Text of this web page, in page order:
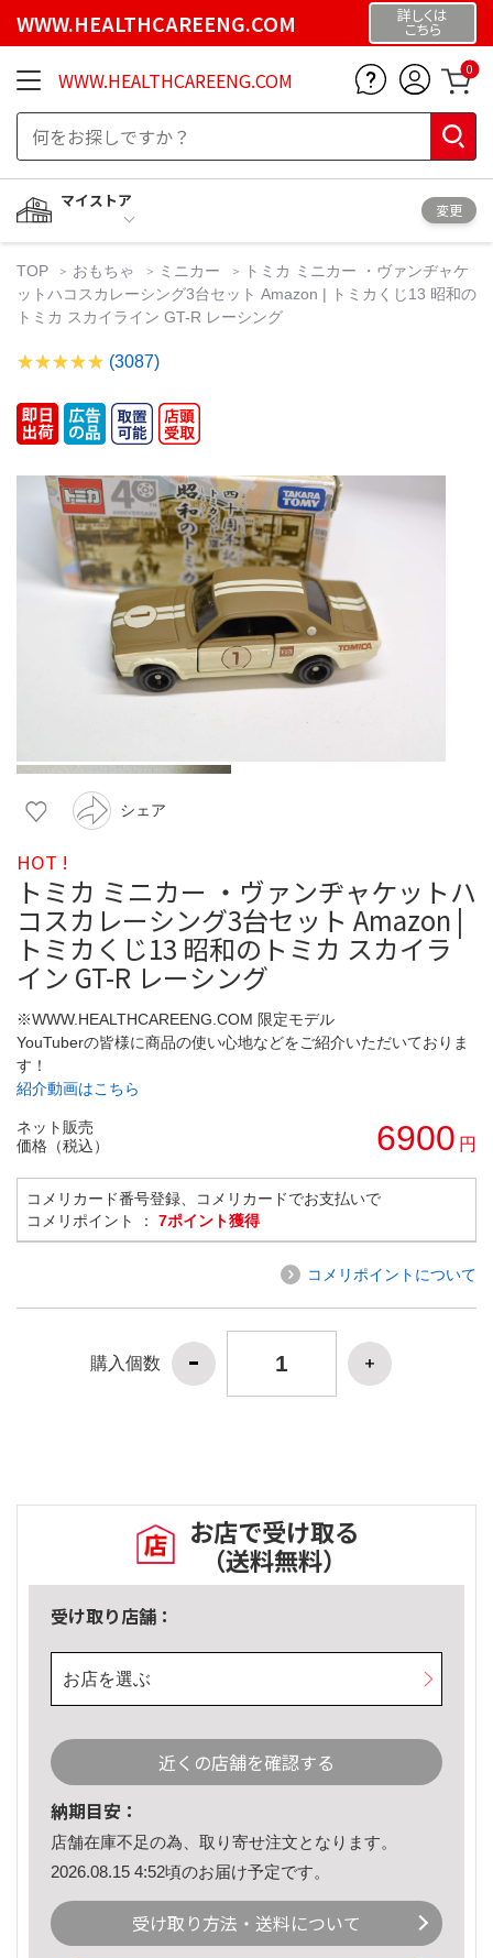
WWW.HEALTHCAREENG.COM 詳しくは
こちら
WWW.HEALTHCAREENG.COM 0
マイストア
変更
TOP おもちゃ ミニカー
トミカ ミニカー ・ヴァンヂャケ
ットハコスカレーシング3台セット Amazon | トミカくじ13 昭和の
トミカ スカイライン GT-R レーシング
(3087)
シェア
HOT !
トミカ ミニカー ・ヴァンヂャケットハ
コスカレーシング3台セット Amazon |
トミカくじ13 昭和のトミカ スカイラ
イン GT-R レーシング
※WWW.HEALTHCAREENG.COM 限定モデル
YouTuberの皆様に商品の使い心地などをご紹介いただいておりま
す！
紹介動画はこちら
ネット販売
価格（税込）
6900 円
コメリカード番号登録、コメリカードでお支払いで
コメリポイント ： 7ポイント獲得
コメリポイントについて
購入個数
お店で受け取る
（送料無料）
受け取り店舗：
お店を選ぶ
近くの店舗を確認する
納期目安：
店舗在庫不足の為、取り寄せ注文となります。
2026.08.15 4:52頃のお届け予定です。
受け取り方法・送料について